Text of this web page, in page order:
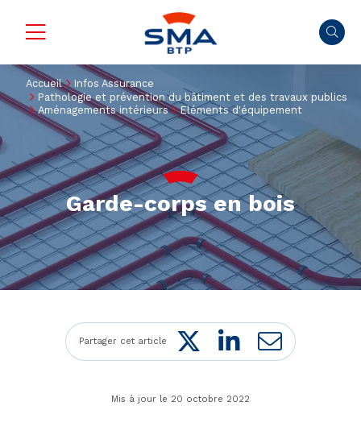
Accueil
Infos Assurance
Pathologie et prévention du bâtiment et des travaux publics
Aménagements intérieurs
Eléments d'équipement
Garde-corps en bois
Partager cet article Twitter
LinkedIn
Mail
Mis à jour le 20 octobre 2022